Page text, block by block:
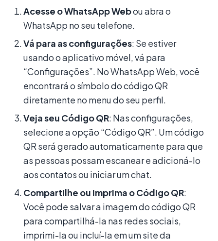
Acesse o WhatsApp Webou abra o
WhatsApp no seu telefone.
Vá para as configurações: Se estiver
usando o aplicativo móvel, vá para
“Configurações”. No WhatsApp Web, você
encontrará o símbolo do código QR
diretamente no menu do seu perfil.
Veja seu Código QR: Nas configurações,
selecione a opção “Código QR”. Um código
QR será gerado automaticamente para que
as pessoas possam escanear e adicioná-lo
aos contatos ou iniciar um chat.
Compartilhe ou imprima o Código QR:
Você pode salvar a imagem do código QR
para compartilhá-la nas redes sociais,
imprimi-la ou incluí-la em um site da